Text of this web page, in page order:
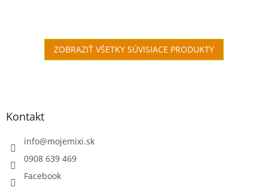
ZOBRAZIŤ VŠETKY SÚVISIACE PRODUKTY
Kontakt
info@mojemixi.sk
0908 639 469
Facebook